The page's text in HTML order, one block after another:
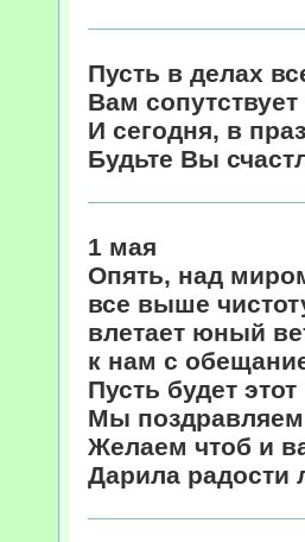
Пусть в делах
Вам сопутствует
И сегодня, в
Будьте Вы
1 мая
Опять, над
все выше
влетает юный
к нам с
Пусть будет
Мы
Желаем чтоб и
Дарила радости